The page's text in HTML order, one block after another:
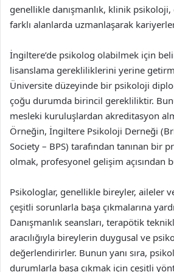
genellikle danışmanlık, klinik
farklı alanlarda uzmanlaşarak
İngiltere’de psikolog olabilmek için
lisanslama gerekliliklerini yerine
Üniversite düzeyinde bir psikoloji
çoğu durumda birincil gerekliliktir.
mesleki kuruluşlardan akreditasyon
Örneğin, İngiltere Psikoloji Derneği
Society – BPS) tarafından tanınan bir
olmak, profesyonel gelişim açısından
Psikologlar, genellikle bireyler, aileler
çeşitli sorunlarla başa çıkmalarına
Danışmanlık seansları, terapötik
aracılığıyla bireylerin duygusal ve
değerlendirirler. Bunun yanı sıra,
durumlarla başa çıkmak için çeşitli